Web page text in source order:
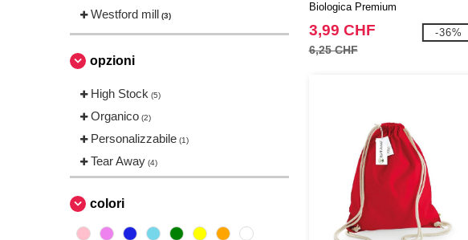
Westford mill (3)
opzioni
High Stock (5)
Organico (2)
Personalizzabile (1)
Tear Away (4)
colori
Biologica Premium
3,99 CHF
6,25 CHF
-36%